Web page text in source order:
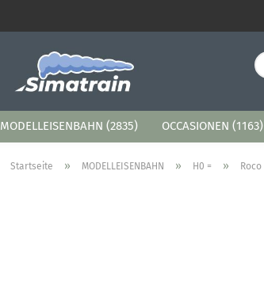
MODELLEISENBAHN (2835) OCCASIONEN (1163)
Startseite » MODELLEISENBAHN » H0 = » Roco